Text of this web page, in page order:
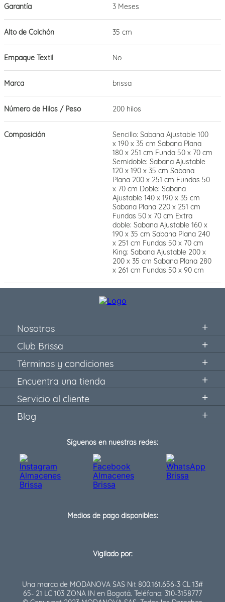
Garantía 3 Meses
Alto de Colchón 35 cm
Empaque Textil No
Marca brissa
Número de Hilos / Peso 200 hilos
Composición
Sencillo: Sabana Ajustable 100
x 190 x 35 cm Sabana Plana
180 x 251 cm Funda 50 x 70 cm
Semidoble: Sabana Ajustable
120 x 190 x 35 cm Sabana
Plana 200 x 251 cm Fundas 50
x 70 cm Doble: Sabana
Ajustable 140 x 190 x 35 cm
Sabana Plana 220 x 251 cm
Fundas 50 x 70 cm Extra
doble: Sabana Ajustable 160 x
190 x 35 cm Sabana Plana 240
x 251 cm Fundas 50 x 70 cm
King: Sabana Ajustable 200 x
200 x 35 cm Sabana Plana 280
x 261 cm Fundas 50 x 90 cm
Nosotros
Club Brissa
Términos y condiciones
Encuentra una tienda
Servicio al cliente
Blog
Síguenos en nuestras redes:
Medios de pago disponibles:
Vigilado por:
Una marca de MODANOVA SAS Nit 800.161.656-3 CL 13#
65- 21 LC 103 ZONA IN en Bogotá. Teléfono: 310-3158777